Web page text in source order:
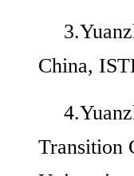
China,
Transition